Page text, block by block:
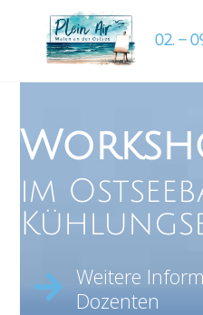
content
im
Weitere
Dozenten